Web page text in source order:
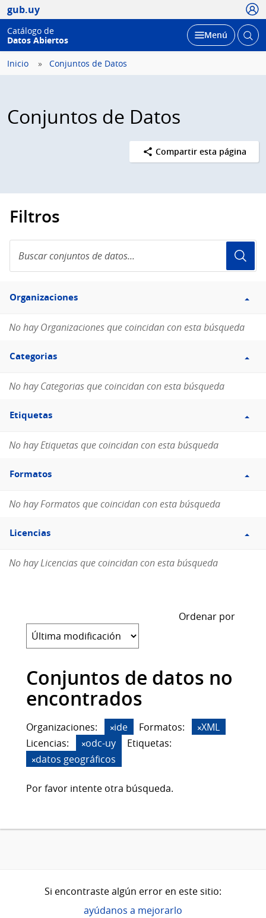
gub.uy
Catálogo de
Datos Abiertos
Desplegar
Menú Abrir
Inicio Conjuntos de Datos
Conjuntos de Datos
Compartir esta página
Filtros
conjuntos
de
Filtro
Organizaciones
Organizaciones
No hay Organizaciones que coincidan con esta búsqueda
Filtro
Categorias
Categorias
No hay Categorias que coincidan con esta búsqueda
Filtro
Etiquetas
Etiquetas
No hay Etiquetas que coincidan con esta búsqueda
Filtro
Formatos
Formatos
No hay Formatos que coincidan con esta búsqueda
Filtro
Licencias
Licencias
No hay Licencias que coincidan con esta búsqueda
Ordenar por
Conjuntos de datos no
encontrados
Organizaciones: ide Formatos:
XML
Licencias:
odc-uy
Etiquetas:
datos geográficos
Por favor intente otra búsqueda.
Si encontraste algún error en este sitio:
ayúdanos a mejorarlo